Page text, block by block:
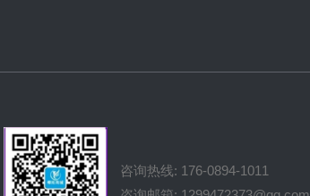
咨询热线: 176-0894-1011